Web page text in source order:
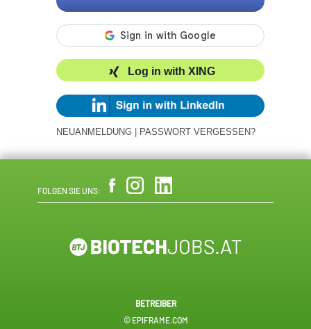
Log in with XING
NEUANMELDUNG PASSWORT VERGESSEN?
FOLGEN SIE UNS:
BETREIBER
© EPIFRAME.COM